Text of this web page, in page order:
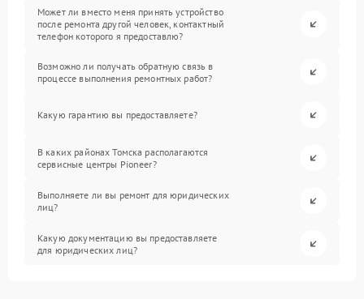
Может ли вместо меня принять устройство
после ремонта другой человек, контактный
телефон которого я предоставлю?
Возможно ли получать обратную связь в
процессе выполнения ремонтных работ?
Какую гарантию вы предоставляете?
В каких районах Томска располагаются
сервисные центры Pioneer?
Выполняете ли вы ремонт для юридических
лиц?
Какую документацию вы предоставляете
для юридических лиц?